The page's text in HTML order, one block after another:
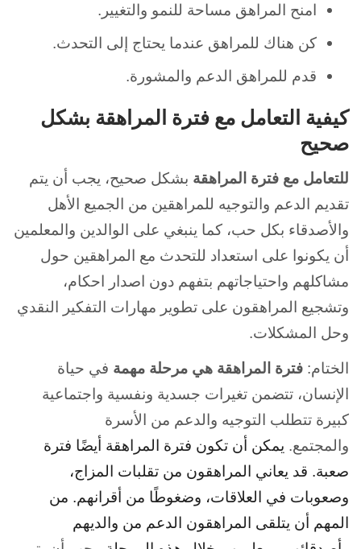
امنح المراهق مساحة للنمو والتغيير.
كن هناك للمراهق عندما يحتاج إلى التحدث.
قدم للمراهق الدعم والمشورة.
كيفية التعامل مع فترة المراهقة بشكل
صحيح
للتعامل مع فترة المراهقة بشكل صحيح، يجب أن يتم
تقديم الدعم والتوجيه للمراهقين من الجميع الأهل
والأصدقاء بكل حب، كما ينبغي على الوالدين والمعلمين
أن يكونوا على استعداد للتحدث مع المراهقين حول
مشاكلهم واحتياجاتهم بتفهم دون اصدار احكام،
وتشجيع المراهقون على تطوير مهارات التفكير النقدي
وحل المشكلات.
الختام: فترة المراهقة هي مرحلة مهمة في حياة
الإنسان، تتضمن تغيرات جسدية ونفسية واجتماعية
كبيرة تتطلب التوجيه والدعم من الأسرة
والمجتمع. يمكن أن تكون فترة المراهقة أيضًا فترة
صعبة. قد يعاني المراهقون من تقلبات المزاج،
وصعوبات في العلاقات، وضغوطًا من أقرانهم. من
المهم أن يتلقى المراهقون الدعم من والديهم